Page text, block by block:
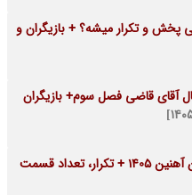
پخش و تکرار میشه؟ + بازیگران و
آقای قاضی فصل سوم+ بازیگران
ساعت جدید پخش مردان آهنین 1405 + تکرار، تعداد قسمت